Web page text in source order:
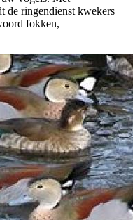
de ringendienst kwekers
fokken,